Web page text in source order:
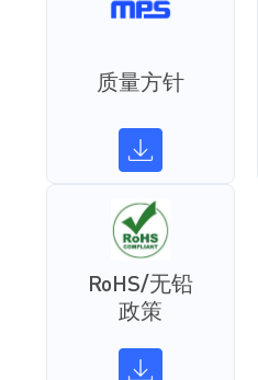
质量方针
RoHS/无铅
政策